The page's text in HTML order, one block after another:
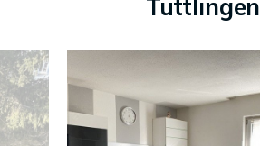
Tuttlingen